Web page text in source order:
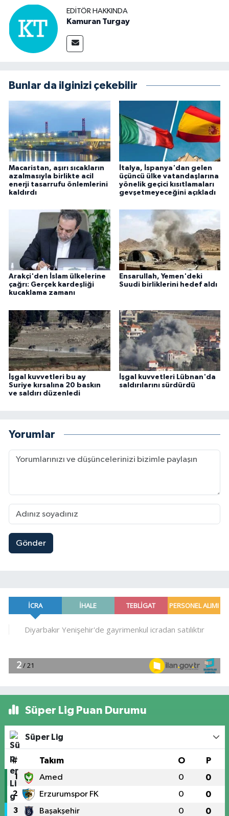
EDITÖR HAKKINDA
Kamuran Turgay
Bunlar da ilginizi çekebilir
Macaristan, aşırı sıcakların
azalmasıyla birlikte acil
enerji tasarrufu önlemlerini
kaldırdı
İtalya, İspanya'dan gelen
üçüncü ülke vatandaşlarına
yönelik geçici kısıtlamaları
gevşetmeyeceğini açıkladı
Arakçi'den İslam ülkelerine
çağrı: Gerçek kardeşliği
kucaklama zamanı
Ensarullah, Yemen'deki
Suudi birliklerini hedef aldı
İşgal kuvvetleri bu ay
Suriye kırsalına 20 baskın
ve saldırı düzenledi
İşgal kuvvetleri Lübnan'da
saldırılarını sürdürdü
Yorumlar
Gönder
Süper Lig Puan Durumu
Süper Lig
# Takım O P
1 Amed 0 0
2 Erzurumspor FK 0 0
3 Başakşehir 0 0